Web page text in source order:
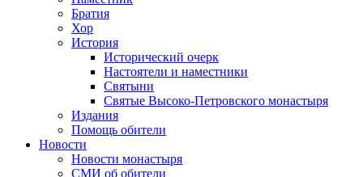
Братия
Хор
История
Исторический очерк
Настоятели и наместники
Святыни
Святые Высоко-Петровского монастыря
Издания
Помощь обители
Новости
Новости монастыря
СМИ об обители